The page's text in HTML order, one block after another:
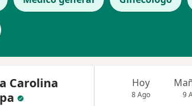
Carolina
Hoy
8 Ago 9